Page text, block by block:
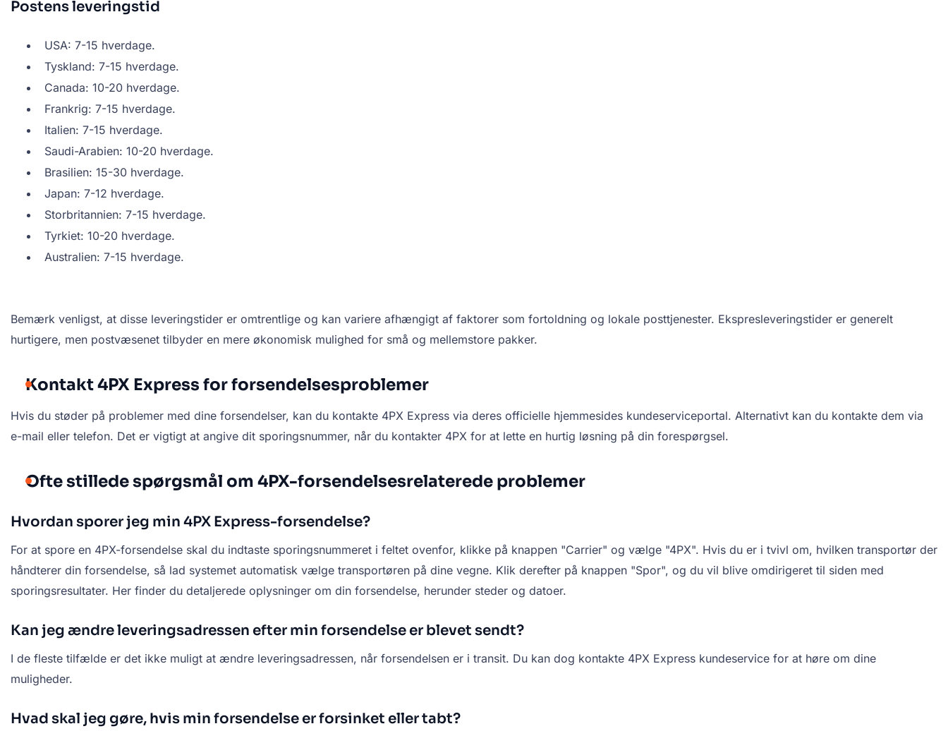
Postens leveringstid
USA: 7-15 hverdage.
Tyskland: 7-15 hverdage.
Canada: 10-20 hverdage.
Frankrig: 7-15 hverdage.
Italien: 7-15 hverdage.
Saudi-Arabien: 10-20 hverdage.
Brasilien: 15-30 hverdage.
Japan: 7-12 hverdage.
Storbritannien: 7-15 hverdage.
Tyrkiet: 10-20 hverdage.
Australien: 7-15 hverdage.
Bemærk venligst, at disse leveringstider er omtrentlige og kan variere afhængigt af faktorer som fortoldning og lokale posttjenester. Ekspresleveringstider er generelt
hurtigere, men postvæsenet tilbyder en mere økonomisk mulighed for små og mellemstore pakker.
Kontakt 4PX Express for forsendelsesproblemer
Hvis du støder på problemer med dine forsendelser, kan du kontakte 4PX Express via deres officielle hjemmesides kundeserviceportal. Alternativt kan du kontakte dem via
e-mail eller telefon. Det er vigtigt at angive dit sporingsnummer, når du kontakter 4PX for at lette en hurtig løsning på din forespørgsel.
Ofte stillede spørgsmål om 4PX-forsendelsesrelaterede problemer
Hvordan sporer jeg min 4PX Express-forsendelse?
For at spore en 4PX-forsendelse skal du indtaste sporingsnummeret i feltet ovenfor, klikke på knappen "Carrier" og vælge "4PX". Hvis du er i tvivl om, hvilken transportør der
håndterer din forsendelse, så lad systemet automatisk vælge transportøren på dine vegne. Klik derefter på knappen "Spor", og du vil blive omdirigeret til siden med
sporingsresultater. Her finder du detaljerede oplysninger om din forsendelse, herunder steder og datoer.
Kan jeg ændre leveringsadressen efter min forsendelse er blevet sendt?
I de fleste tilfælde er det ikke muligt at ændre leveringsadressen, når forsendelsen er i transit. Du kan dog kontakte 4PX Express kundeservice for at høre om dine
muligheder.
Hvad skal jeg gøre, hvis min forsendelse er forsinket eller tabt?